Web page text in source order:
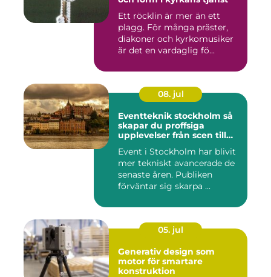
Ett röcklin är mer än ett
plagg. För många präster,
diakoner och kyrkomusiker
är det en vardaglig fö...
08. jul
Eventteknik stockholm så
skapar du proffsiga
upplevelser från scen till
Event i Stockholm har blivit
mer tekniskt avancerade de
senaste åren. Publiken
förväntar sig skarpa ...
05. jul
Generativ design som
motor för smartare
konstruktion